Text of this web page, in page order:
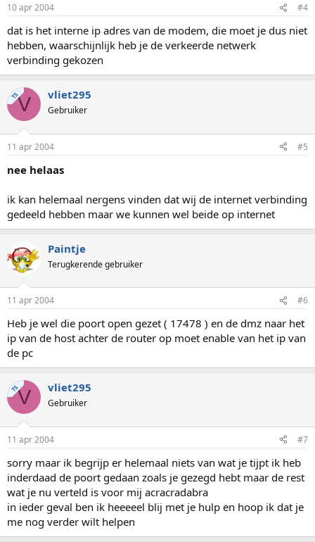
10 apr 2004 #4
dat is het interne ip adres van de modem, die moet je dus niet
hebben, waarschijnlijk heb je de verkeerde netwerk
verbinding gekozen
TSV vliet295
Gebruiker
11 apr 2004 #5
nee helaas
ik kan helemaal nergens vinden dat wij de internet verbinding
gedeeld hebben maar we kunnen wel beide op internet
Paintje
Terugkerende gebruiker
11 apr 2004 #6
Heb je wel die poort open gezet ( 17478 ) en de dmz naar het
ip van de host achter de router op moet enable van het ip van
de pc
TSV vliet295
Gebruiker
11 apr 2004 #7
sorry maar ik begrijp er helemaal niets van wat je tijpt ik heb
inderdaad de poort gedaan zoals je gezegd hebt maar de rest
wat je nu verteld is voor mij acracradabra
in ieder geval ben ik heeeeel blij met je hulp en hoop ik dat je
me nog verder wilt helpen